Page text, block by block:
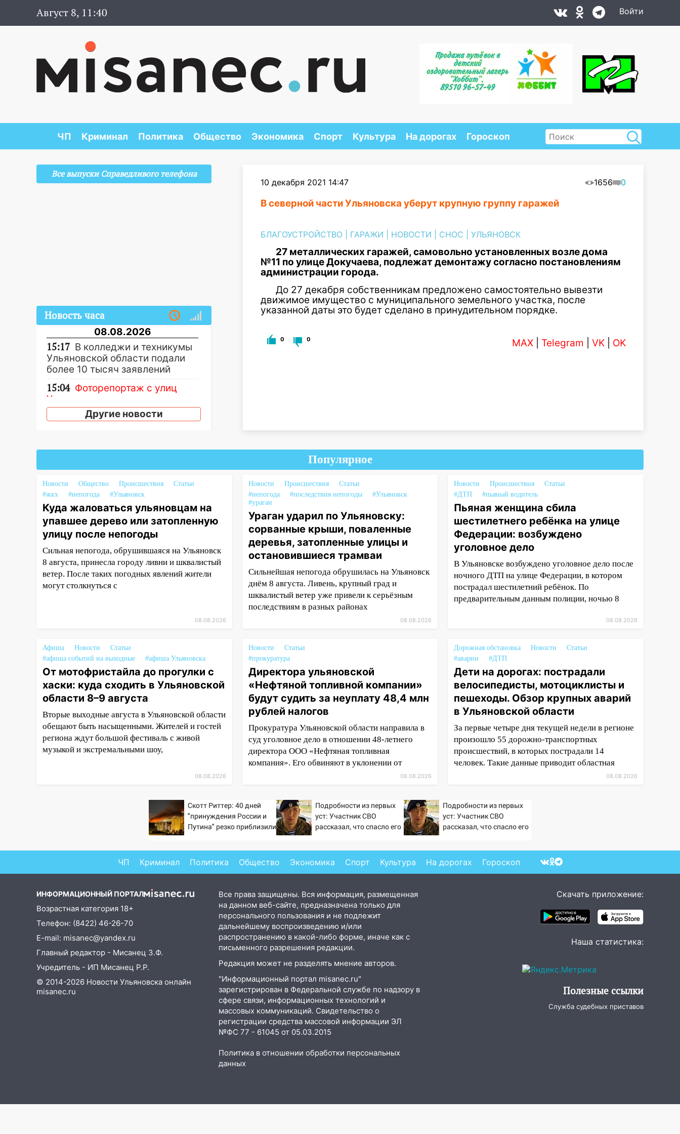
Август 8, 11:40 Войти
ЧП Криминал Политика Общество Экономика Спорт Культура На дорогах Гороскоп
10 декабря 2021 14:47 1656 0
В северной части Ульяновска уберут крупную группу гаражей
БЛАГОУСТРОЙСТВО ГАРАЖИ НОВОСТИ СНОС УЛЬЯНОВСК
27 металлических гаражей, самовольно установленных возле дома
№11 по улице Докучаева, подлежат демонтажу согласно постановлениям
администрации города.
До 27 декабря собственникам предложено самостоятельно вывезти
движимое имущество с муниципального земельного участка, после
указанной даты это будет сделано в принудительном порядке.
0 0 MAX Telegram VK OK
Все выпуски Справедливого телефона
Новость часа
08.08.2026
15:17 В колледжи и техникумы
Ульяновской области подали
более 10 тысяч заявлений
15:04 Фоторепортаж с улиц
Ульяновска после шторма:
поваленные деревья и
затопленные улицы
на улице Деева в Заволжье
14:26 Жители Ульяновска сами
пытаются расчистить ливнёвки,
не дождавшись
коммунальщиков
14:16 Шторм продолжает
ломать город: на улице Любови
Шевцовой рухнул светофор
14:14 Студента из Ульяновска
обманули мошенники под
видом преподавателя
ульяновцам на упавшее дерево
13:59 В Новом городе
ураганным ветром сорвало
опалубку со строящегося дома
13:54 В мэрии Ульяновска
последствия мощного шторма
13:49 Стихия продолжает
крушить Ульяновск: дерево
мощным ветром вырвало
Сильный ветер сорвал
Созидателей
13:35 Непогода продолжает
Ульяновске трамвай сошёл с
рельсов
13:22 Упавшие деревья
перекрыли дороги в
Ульяновске: фото
13:17 Непогода в Ульяновске
не закончится сегодня:
сильные ливни сохранятся 9
Другие новости
Популярное
Новости Общество Происшествия
Статьи
#жкх
#непогода #Ульяновск
Куда жаловаться ульяновцам на
упавшее дерево или затопленную
улицу после непогоды
Сильная непогода, обрушившаяся на Ульяновск
8 августа, принесла городу ливни и шквалистый
ветер. После таких погодных явлений жители
могут столкнуться с
08.08.2026
Новости Происшествия
Статьи
#непогода
#последствия непогоды
#Ульяновск
#ураган
Ураган ударил по Ульяновску:
сорванные крыши, поваленные
деревья, затопленные улицы и
остановившиеся трамваи
Сильнейшая непогода обрушилась на Ульяновск
днём 8 августа. Ливень, крупный град и
шквалистый ветер уже привели к серьёзным
последствиям в разных районах
08.08.2026
Новости Происшествия
Статьи
#ДТП
#пьяный водитель
Пьяная женщина сбила
шестилетнего ребёнка на улице
Федерации: возбуждено
уголовное дело
В Ульяновске возбуждено уголовное дело после
ночного ДТП на улице Федерации, в котором
пострадал шестилетний ребёнок. По
предварительным данным полиции, ночью 8
08.08.2026
Афиша Новости
Статьи
#афиша событий на выходные
#афиша Ульяновска
От мотофристайла до прогулки с
хаски: куда сходить в Ульяновской
области 8–9 августа
Вторые выходные августа в Ульяновской области
обещают быть насыщенными. Жителей и гостей
региона ждут большой фестиваль с живой
музыкой и экстремальными шоу,
08.08.2026
Новости
Статьи
#прокуратура
Директора ульяновской
«Нефтяной топливной компании»
будут судить за неуплату 48,4 млн
рублей налогов
Прокуратура Ульяновской области направила в
суд уголовное дело в отношении 48-летнего
директора ООО «Нефтяная топливная
компания». Его обвиняют в уклонении от
08.08.2026
Дорожная обстановка Новости
Статьи
#аварии
#ДТП
Дети на дорогах: пострадали
велосипедисты, мотоциклисты и
пешеходы. Обзор крупных аварий
в Ульяновской области
За первые четыре дня текущей недели в регионе
произошло 55 дорожно-транспортных
происшествий, в которых пострадали 14
человек. Такие данные приводит областная
08.08.2026
Скотт Риттер: 40 дней
"принуждения России и
Путина" резко приблизили
Подробности из первых
уст: Участник СВО
рассказал, что спасло его
Подробности из первых
уст: Участник СВО
рассказал, что спасло его
ЧП Криминал Политика Общество Экономика Спорт Культура На дорогах Гороскоп
ИНФОРМАЦИОННЫЙ ПОРТАЛ
Возрастная категория 18+
Телефон: (8422) 46-26-70
E-mail: misanec@yandex.ru
Главный редактор - Мисанец З.Ф.
Учредитель - ИП Мисанец Р.Р.
© 2014-2026 Новости Ульяновска онлайн
misanec.ru
Все права защищены. Вся информация, размещенная
на данном веб-сайте, предназначена только для
персонального пользования и не подлежит
дальнейшему воспроизведению и/или
распространению в какой-либо форме, иначе как с
письменного разрешения редакции.
Редакция может не разделять мнение авторов.
"Информационный портал misanec.ru"
зарегистрирован в Федеральной службе по надзору в
сфере связи, информационных технологий и
массовых коммуникаций. Свидетельство о
регистрации средства массовой информации ЭЛ
№ФС 77 - 61045 от 05.03.2015
Политика в отношении обработки персональных
данных
Скачать приложение:
Наша статистика:
Полезные ссылки
Служба судебных приставов